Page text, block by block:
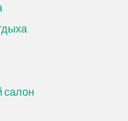
салон